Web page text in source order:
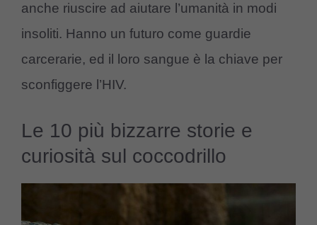
anche riuscire ad aiutare l’umanità in modi
insoliti. Hanno un futuro come guardie
carcerarie, ed il loro sangue è la chiave per
sconfiggere l’HIV.
Le 10 più bizzarre storie e
curiosità sul coccodrillo